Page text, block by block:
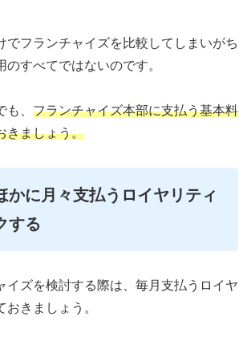
でフランチャイズを比較してしまいがち
のすべてではないのです。
、 フランチャイズ本部に支払う基本料
きましょう。
かに月々支払うロイヤリティ
する
イズを検討する際は、毎月支払うロイヤ
おきましょう。